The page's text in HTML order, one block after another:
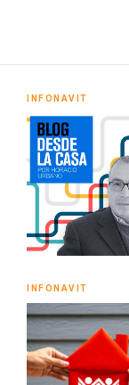
INFONAVIT
INFONAVIT